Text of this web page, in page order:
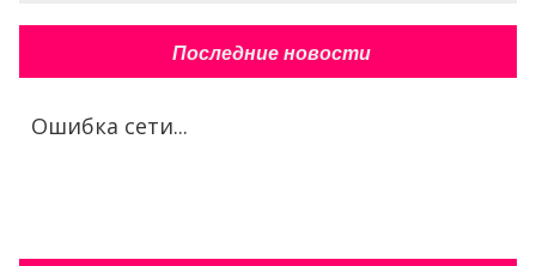
Последние новости
Ошибка сети...